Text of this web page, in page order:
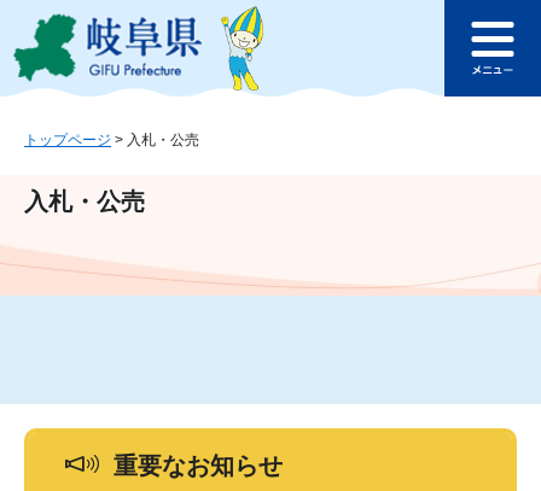
ジ
ュ
文
このページの本文へ
ュ
トップページ > 入札・公売
入札・公売
重要なお知らせ